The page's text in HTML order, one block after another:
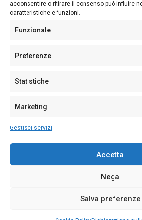
acconsentire o ritirare il consenso può influire
caratteristiche e funzioni.
Funzionale
Preferenze
Statistiche
Marketing
Gestisci servizi
Accetta
Nega
Salva preferenze
Sede:Via Cristoforo Colombo 09013
Partita IVA02270380922
128/2020 del 10/02/2020
Per la Pubblicità:
Sardegna Ieri-Oggi-Domani- Tutti i